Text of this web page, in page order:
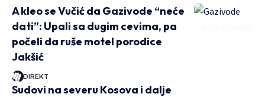
A kleo se Vučić da Gazivode “neće
dati”: Upali sa dugim cevima, pa
počeli da ruše motel porodice
Jakšić
DIREKT
Sudovi na severu Kosova i dalje